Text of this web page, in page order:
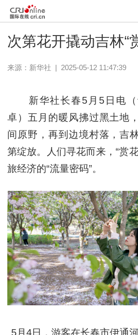
次第花开撬动吉林“
来源： 新华社 | 2025-05-12 11:47:39
新华社长春5月5日电（
卓）五月的暖风拂过黑土地
间原野，再到边境村落，吉
第绽放。人们寻花而来，“赏
旅经济的“流量密码”。
5月4日，游客在长春市伊通